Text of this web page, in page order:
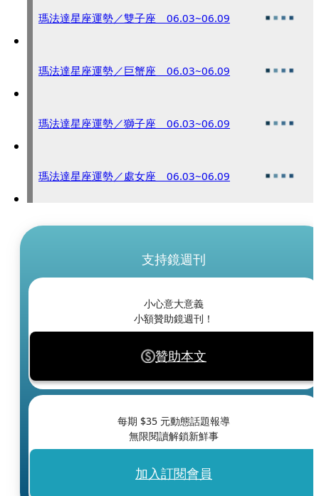
瑪法達星座運勢／雙子座 06.03~06.09
瑪法達星座運勢／巨蟹座 06.03~06.09
瑪法達星座運勢／獅子座 06.03~06.09
瑪法達星座運勢／處女座 06.03~06.09
支持鏡週刊
小心意大意義
小額贊助鏡週刊！
贊助本文
每期 $35 元動態話題報導
無限閱讀解鎖新鮮事
加入訂閱會員